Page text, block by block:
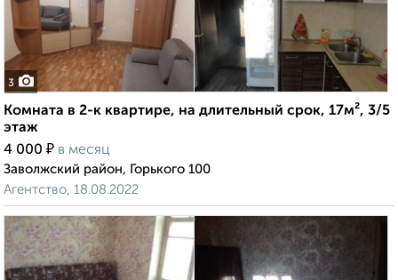
3
Комната в 2-к квартире, на длительный срок, 17м², 3/5
этаж
4 000 ₽ в месяц
Заволжский район, Горького 100
Агентство, 18.08.2022